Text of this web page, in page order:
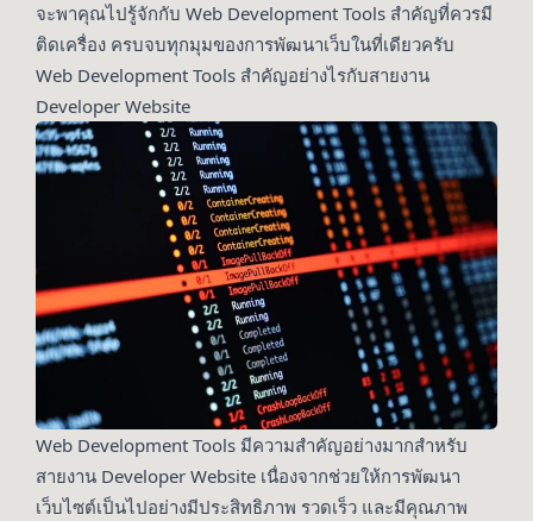
จะพาคุณไปรู้จักกับ Web Development Tools สำคัญที่ควรมี
ติดเครื่อง ครบจบทุกมุมของการพัฒนาเว็บในที่เดียวครับ
Web Development Tools สำคัญอย่างไรกับสายงาน
Developer Website
Web Development Tools มีความสำคัญอย่างมากสำหรับ
สายงาน Developer Website เนื่องจากช่วยให้การพัฒนา
เว็บไซต์เป็นไปอย่างมีประสิทธิภาพ รวดเร็ว และมีคุณภาพ